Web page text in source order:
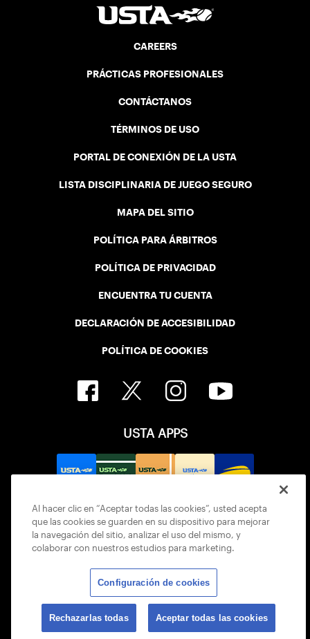
CAREERS
PRÁCTICAS PROFESIONALES
CONTÁCTANOS
TÉRMINOS DE USO
PORTAL DE CONEXIÓN DE LA USTA
LISTA DISCIPLINARIA DE JUEGO SEGURO
MAPA DEL SITIO
POLÍTICA PARA ÁRBITROS
POLÍTICA DE PRIVACIDAD
ENCUENTRA TU CUENTA
DECLARACIÓN DE ACCESIBILIDAD
POLÍTICA DE COOKIES
USTA APPS
© 2026 USTA ALL RIGHTS RESERVED
Al hacer clic en “Aceptar todas las cookies”, usted acepta
que las cookies se guarden en su dispositivo para mejorar
la navegación del sitio, analizar el uso del mismo, y
colaborar con nuestros estudios para marketing.
Configuración de cookies
Rechazarlas todas Aceptar todas las cookies